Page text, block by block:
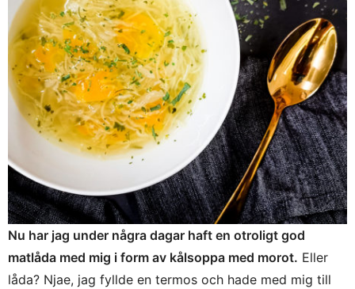
Nu har jag under några dagar haft en otroligt god
matlåda med mig i form av kålsoppa med morot. Eller
låda? Njae, jag fyllde en termos och hade med mig till